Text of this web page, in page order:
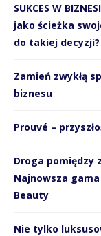
SUKCES W
jako ścieżka
do takiej decyzji?
Zamień zwykłą
biznesu
Prouvé –
Droga pomiędzy
Najnowsza
Beauty
Nie tylko